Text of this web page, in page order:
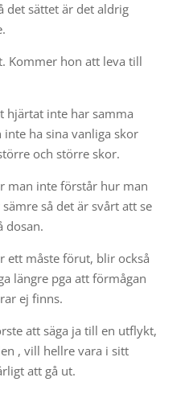
det sättet är det aldrig
Kommer hon att leva till
hjärtat inte har samma
ha sina vanliga skor
och större skor.
man inte förstår hur man
så det är svårt att se
dosan.
ett måste förut, blir också
längre pga att förmågan
ej finns.
att säga ja till en utflykt,
, vill hellre vara i sitt
att gå ut.